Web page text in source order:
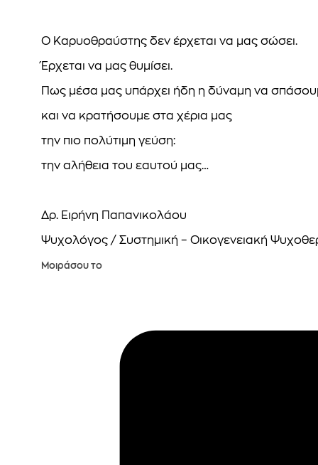
Ο Καρυοθραύστης δεν έρχεται να μας σώσει.
Έρχεται να μας θυμίσει.
Πως μέσα μας υπάρχει ήδη η δύναμη να
και να κρατήσουμε στα χέρια μας
την πιο πολύτιμη γεύση:
την αλήθεια του εαυτού μας…
Δρ. Ειρήνη Παπανικολάου
Ψυχολόγος / Συστημική – Οικογενειακή
Μοιράσου το